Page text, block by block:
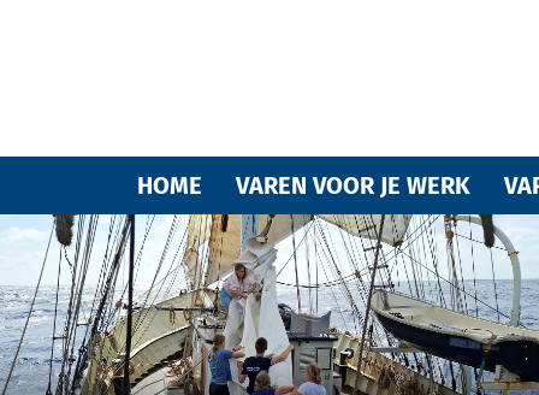
Varende
vrienden
HOME VAREN VOOR JE WERK